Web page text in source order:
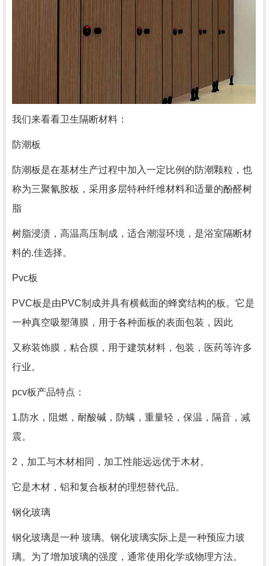
我们来看看卫生隔断材料：
防潮板
防潮板是在基材生产过程中加入一定比例的防潮颗粒，也
称为三聚氰胺板，采用多层特种纤维材料和适量的酚醛树
脂
树脂浸渍，高温高压制成，适合潮湿环境，是浴室隔断材
料的.佳选择。
Pvc板
PVC板是由PVC制成并具有横截面的蜂窝结构的板。它是
一种真空吸塑薄膜，用于各种面板的表面包装，因此
又称装饰膜，粘合膜，用于建筑材料，包装，医药等许多
行业。
pcv板产品特点：
1.防水，阻燃，耐酸碱，防螨，重量轻，保温，隔音，减
震。
2，加工与木材相同，加工性能远远优于木材。
它是木材，铝和复合板材的理想替代品。
钢化玻璃
钢化玻璃是一种 玻璃。钢化玻璃实际上是一种预应力玻
璃。为了增加玻璃的强度，通常使用化学或物理方法。